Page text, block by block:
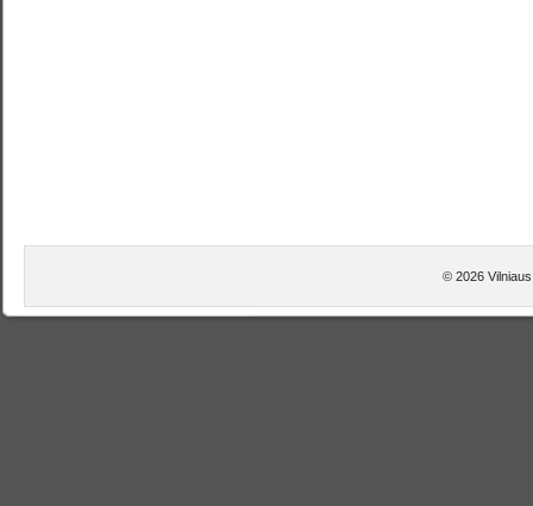
© 2026